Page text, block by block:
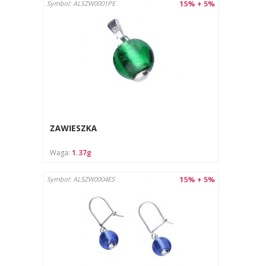
15% + 5%
Symbol: ALSZW0001PE
ZAWIESZKA
Waga: 1.37g
15% + 5%
Symbol: ALSZW0004ES